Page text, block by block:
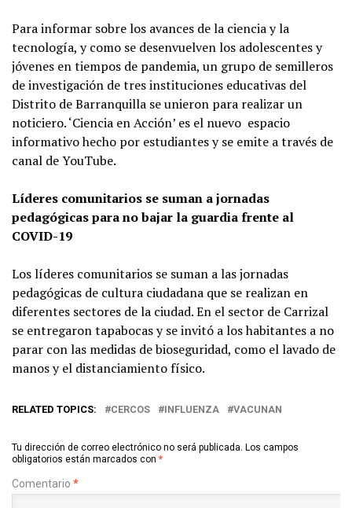
Para informar sobre los avances de la ciencia y la
tecnología, y como se desenvuelven los adolescentes y
jóvenes en tiempos de pandemia, un grupo de semilleros
de investigación de tres instituciones educativas del
Distrito de Barranquilla se unieron para realizar un
noticiero. ‘Ciencia en Acción’ es el nuevo espacio
informativo hecho por estudiantes y se emite a través de
canal de YouTube.
Líderes comunitarios se suman a jornadas
pedagógicas para no bajar la guardia frente al
COVID-19
Los líderes comunitarios se suman a las jornadas
pedagógicas de cultura ciudadana que se realizan en
diferentes sectores de la ciudad. En el sector de Carrizal
se entregaron tapabocas y se invitó a los habitantes a no
parar con las medidas de bioseguridad, como el lavado de
manos y el distanciamiento físico.
RELATED TOPICS: CERCOS INFLUENZA VACUNAN
Tu dirección de correo electrónico no será publicada. Los campos
obligatorios están marcados con *
Comentario *